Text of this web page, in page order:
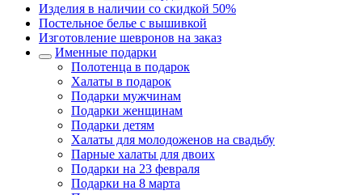
Изделия в наличии со скидкой 50%
Постельное белье с вышивкой
Изготовление шевронов на заказ
Именные подарки
Полотенца в подарок
Халаты в подарок
Подарки мужчинам
Подарки женщинам
Подарки детям
Халаты для молодоженов на свадьбу
Парные халаты для двоих
Подарки на 23 февраля
Подарки на 8 марта